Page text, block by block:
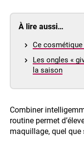
À lire aussi…
Ce
Les ongles «
la saison
Combiner
routine permet
maquillage, quel